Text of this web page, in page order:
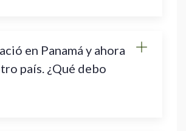
en Panamá y ahora
país. ¿Qué debo